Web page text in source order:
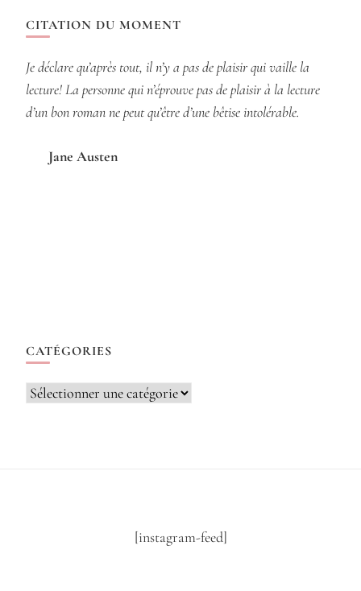
CITATION DU MOMENT
Je déclare qu’après tout, il n’y a pas de plaisir qui vaille la
lecture! La personne qui n’éprouve pas de plaisir à la lecture
d’un bon roman ne peut qu’être d’une bêtise intolérable.
Jane Austen
CATÉGORIES
Catégories
[instagram-feed]